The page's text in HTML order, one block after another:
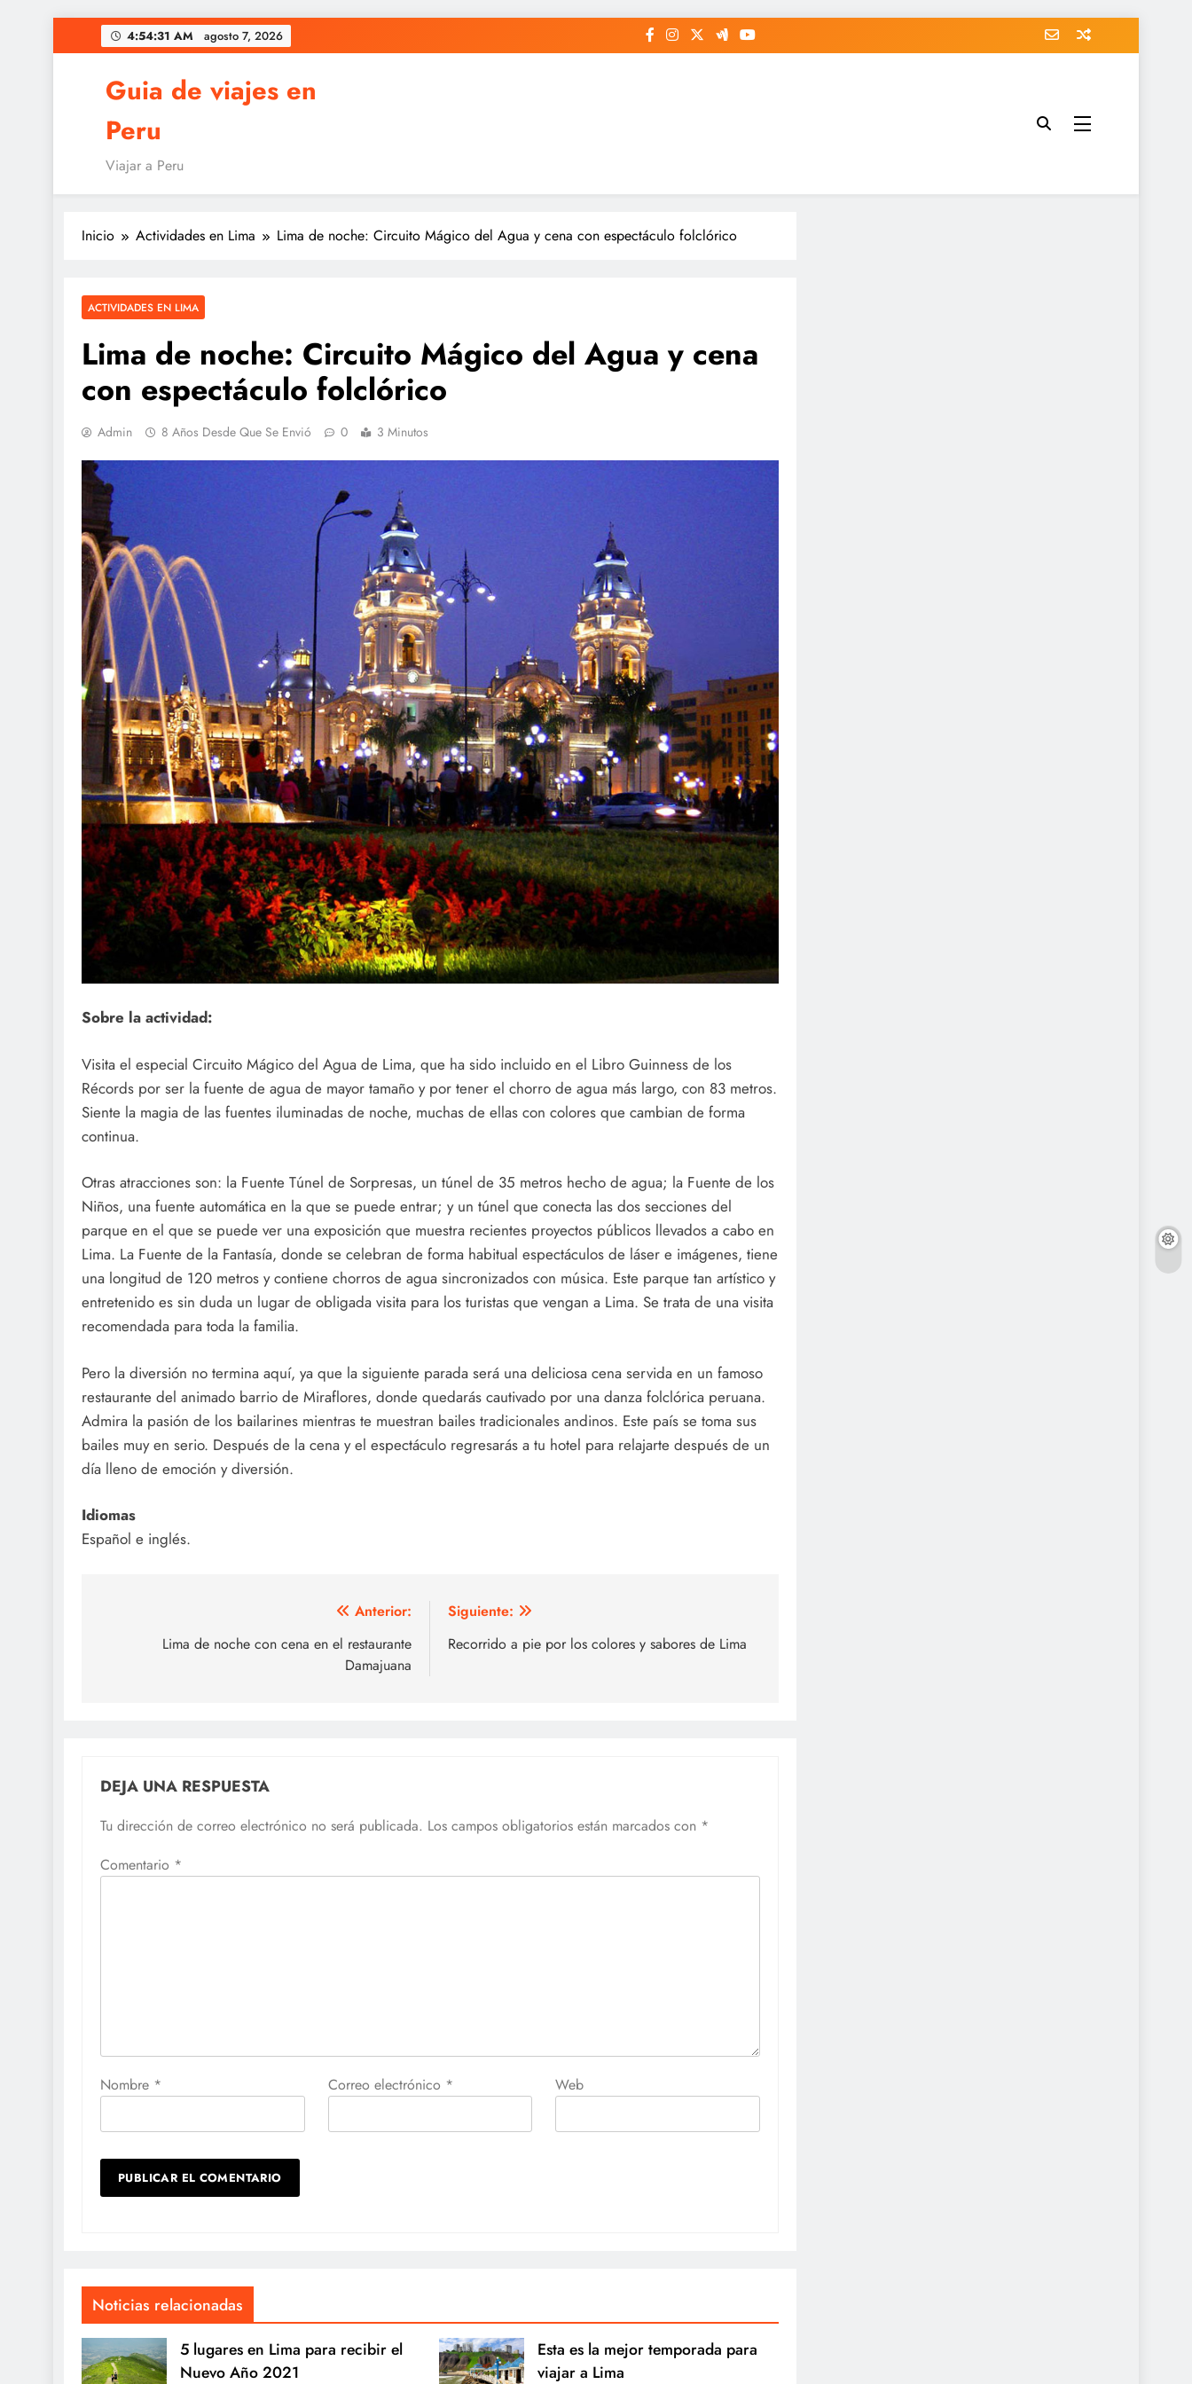
al
4:54:32 AM agosto 7, 2026
Guia de viajes en
Peru
Viajar a Peru
Inicio Actividades en Lima Lima de noche: Circuito Mágico del Agua y cena con espectáculo folclórico
ACTIVIDADES EN LIMA
Lima de noche: Circuito Mágico del Agua y cena
con espectáculo folclórico
Admin 8 Años Desde Que Se Envió 0 3 Minutos
Sobre la actividad:
Visita el especial Circuito Mágico del Agua de Lima, que ha sido incluido en el Libro Guinness de los
Récords por ser la fuente de agua de mayor tamaño y por tener el chorro de agua más largo, con 83 metros.
Siente la magia de las fuentes iluminadas de noche, muchas de ellas con colores que cambian de forma
continua.
Otras atracciones son: la Fuente Túnel de Sorpresas, un túnel de 35 metros hecho de agua; la Fuente de los
Niños, una fuente automática en la que se puede entrar; y un túnel que conecta las dos secciones del
parque en el que se puede ver una exposición que muestra recientes proyectos públicos llevados a cabo en
Lima. La Fuente de la Fantasía, donde se celebran de forma habitual espectáculos de láser e imágenes, tiene
una longitud de 120 metros y contiene chorros de agua sincronizados con música. Este parque tan artístico y
entretenido es sin duda un lugar de obligada visita para los turistas que vengan a Lima. Se trata de una visita
recomendada para toda la familia.
Pero la diversión no termina aquí, ya que la siguiente parada será una deliciosa cena servida en un famoso
restaurante del animado barrio de Miraflores, donde quedarás cautivado por una danza folclórica peruana.
Admira la pasión de los bailarines mientras te muestran bailes tradicionales andinos. Este país se toma sus
bailes muy en serio. Después de la cena y el espectáculo regresarás a tu hotel para relajarte después de un
día lleno de emoción y diversión.
Idiomas
Español e inglés.
Anterior:
Lima de noche con cena en el restaurante
Damajuana
Siguiente:
Recorrido a pie por los colores y sabores de Lima
DEJA UNA RESPUESTA
Tu dirección de correo electrónico no será publicada. Los campos obligatorios están marcados con *
Comentario *
Nombre * Correo electrónico * Web
Noticias relacionadas
5 lugares en Lima para recibir el
Nuevo Año 2021
Esta es la mejor temporada para
viajar a Lima